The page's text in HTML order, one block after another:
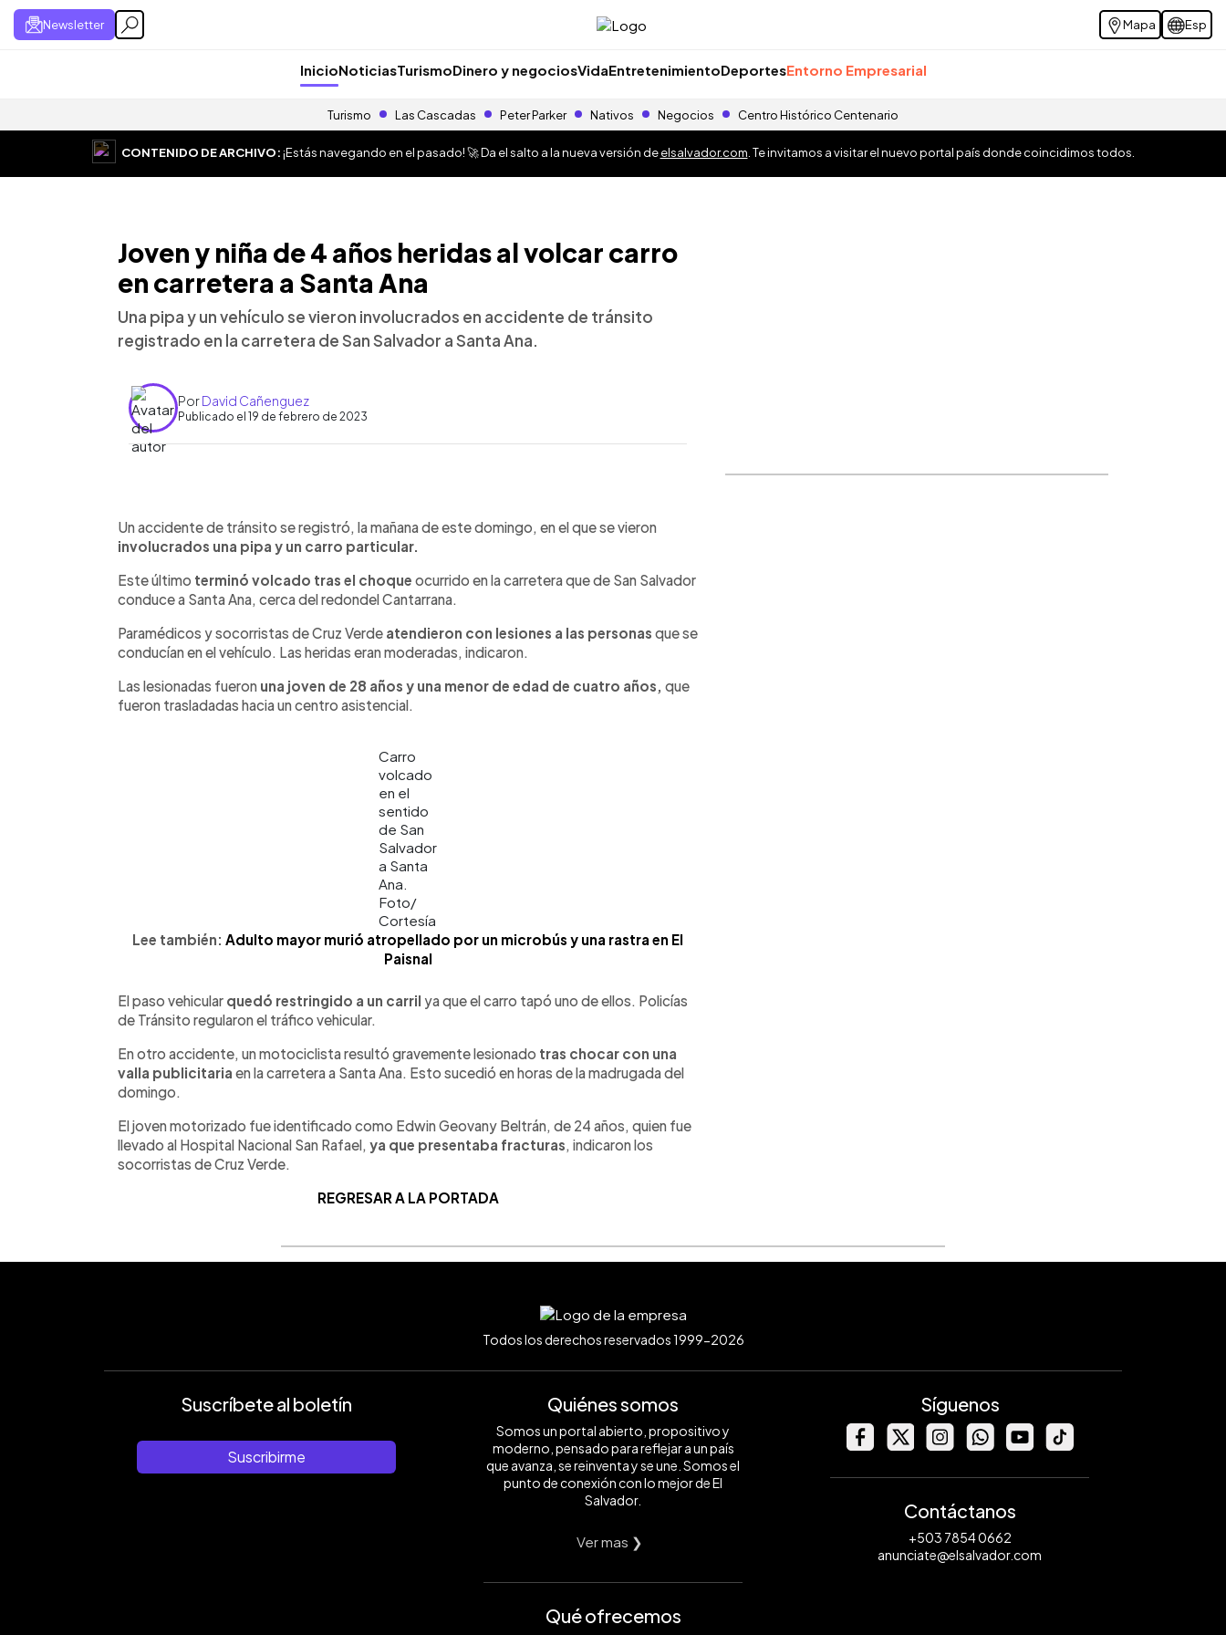
Newsletter Mapa Esp
InicioNoticiasTurismoDinero y negociosVidaEntretenimientoDeportesEntorno Empresarial
Turismo Las Cascadas Peter Parker Nativos Negocios Centro Histórico Centenario
CONTENIDO DE ARCHIVO:¡Estás navegando en el pasado! 🚀 Da el salto a la nueva versión deelsalvador.com . Te invitamos a visitar el nuevo portal país donde coincidimos todos.
Joven y niña de 4 años heridas al volcar carro
en carretera a Santa Ana
Una pipa y un vehículo se vieron involucrados en accidente de tránsito
registrado en la carretera de San Salvador a Santa Ana.
PorDavid Cañenguez
Publicado el 19 de febrero de 2023
Escuchar artículo
Un accidente de tránsito se registró, la mañana de este domingo, en el que se vieron
involucrados una pipa y un carro particular.
Este último terminó volcado tras el choque ocurrido en la carretera que de San Salvador
conduce a Santa Ana, cerca del redondel Cantarrana.
Paramédicos y socorristas de Cruz Verde atendieron con lesiones a las personas que se
conducían en el vehículo. Las heridas eran moderadas, indicaron.
Las lesionadas fueron una joven de 28 años y una menor de edad de cuatro años, que
fueron trasladadas hacia un centro asistencial.
Carro
volcado
en el
sentido
de San
Salvador
a Santa
Ana.
Foto/
Cortesía
Lee también: Adulto mayor murió atropellado por un microbús y una rastra en El
Paisnal
El paso vehicular quedó restringido a un carril ya que el carro tapó uno de ellos. Policías
de Tránsito regularon el tráfico vehicular.
En otro accidente, un motociclista resultó gravemente lesionado tras chocar con una
valla publicitaria en la carretera a Santa Ana. Esto sucedió en horas de la madrugada del
domingo.
El joven motorizado fue identificado como Edwin Geovany Beltrán, de 24 años, quien fue
llevado al Hospital Nacional San Rafael, ya que presentaba fracturas, indicaron los
socorristas de Cruz Verde.
REGRESAR A LA PORTADA
Todos los derechos reservados 1999-2026
Suscríbete al boletín
Suscribirme
Quiénes somos
Somos un portal abierto, propositivo y
moderno, pensado para reflejar a un país
que avanza, se reinventa y se une. Somos el
punto de conexión con lo mejor de El
Salvador.
Ver mas ❯
Qué ofrecemos
Síguenos
Contáctanos
+503 7854 0662
anunciate@elsalvador.com